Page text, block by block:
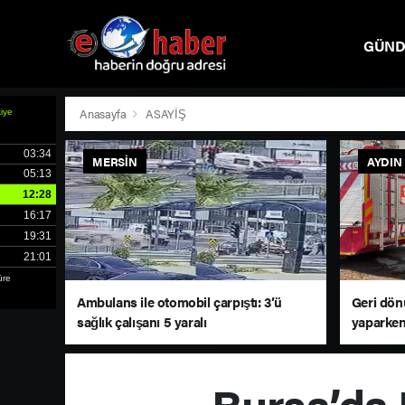
Anasayfa ASAYİŞ
MERSIN
Ambulans ile otomobil çarpıştı: 3’ü
sağlık çalışanı 5 yaralı
AYDIN
Geri